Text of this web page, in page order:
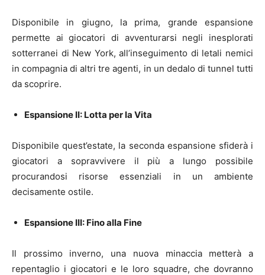
Disponibile in giugno, la prima, grande espansione
permette ai giocatori di avventurarsi negli inesplorati
sotterranei di New York, all’inseguimento di letali nemici
in compagnia di altri tre agenti, in un dedalo di tunnel tutti
da scoprire.
Espansione II: Lotta per la Vita
Disponibile quest’estate, la seconda espansione sfiderà i
giocatori a sopravvivere il più a lungo possibile
procurandosi risorse essenziali in un ambiente
decisamente ostile.
Espansione III: Fino alla Fine
Il prossimo inverno, una nuova minaccia metterà a
repentaglio i giocatori e le loro squadre, che dovranno